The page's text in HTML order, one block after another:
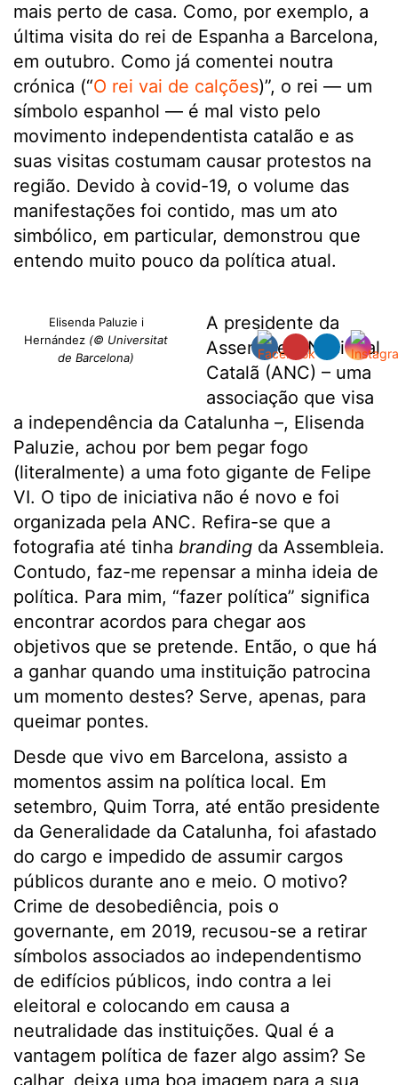
mais perto de casa. Como, por exemplo, a
última visita do rei de Espanha a Barcelona,
em outubro. Como já comentei noutra
crónica (“O rei vai de calções)”, o rei — um
símbolo espanhol — é mal visto pelo
movimento independentista catalão e as
suas visitas costumam causar protestos na
região. Devido à covid-19, o volume das
manifestações foi contido, mas um ato
simbólico, em particular, demonstrou que
entendo muito pouco da política atual.
Elisenda Paluzie i
Hernández (© Universitat
de Barcelona)
A presidente da
Assembleia Nacional
Catalã (ANC) – uma
associação que visa
a independência da Catalunha –, Elisenda
Paluzie, achou por bem pegar fogo
(literalmente) a uma foto gigante de Felipe
VI. O tipo de iniciativa não é novo e foi
organizada pela ANC. Refira-se que a
fotografia até tinha branding da Assembleia.
Contudo, faz-me repensar a minha ideia de
política. Para mim, “fazer política” significa
encontrar acordos para chegar aos
objetivos que se pretende. Então, o que há
a ganhar quando uma instituição patrocina
um momento destes? Serve, apenas, para
queimar pontes.
Desde que vivo em Barcelona, assisto a
momentos assim na política local. Em
setembro, Quim Torra, até então presidente
da Generalidade da Catalunha, foi afastado
do cargo e impedido de assumir cargos
públicos durante ano e meio. O motivo?
Crime de desobediência, pois o
governante, em 2019, recusou-se a retirar
símbolos associados ao independentismo
de edifícios públicos, indo contra a lei
eleitoral e colocando em causa a
neutralidade das instituições. Qual é a
vantagem política de fazer algo assim? Se
calhar, deixa uma boa imagem para a sua